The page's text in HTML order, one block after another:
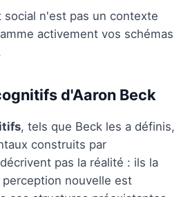
social n'est pas un contexte
activement vos schémas
d'Aaron Beck
, tels que Beck les a définis,
construits par
pas la réalité : ils la
nouvelle est